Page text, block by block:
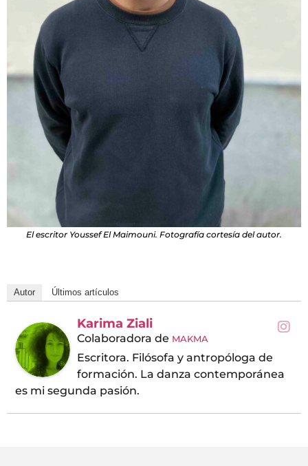
El escritor Youssef El Maimouni. Fotografía cortesía del autor.
Autor Últimos artículos
Karima Ziali
Colaboradora de MAKMA
Escritora. Filósofa y antropóloga de
formación. La danza contemporánea
es mi segunda pasión.